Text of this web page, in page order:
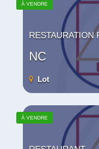
À VENDRE
RESTAURATION
NC
Lot
À VENDRE